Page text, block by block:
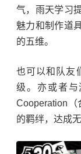
气，雨天学习
魅力和制作道
的五维。
也可以和队友
级。亦或者
Cooperation
的羁绊，达成